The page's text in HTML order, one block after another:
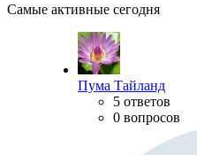
Самые активные сегодня
Пума Тайланд
5 ответов
0 вопросов